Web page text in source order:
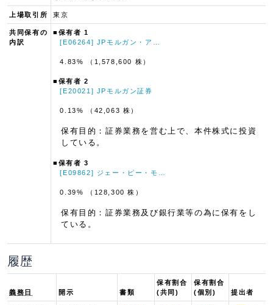
上場取引所 東京
共同保有の
内訳
■保有者 1
[E06264] JPモルガン・ア…
4.83% （1,578,600 株）
■保有者 2
[E20021] JPモルガン証券
0.13% （42,063 株）
保有目的：証券業務を営む上で、本件株式に投資
している。
■保有者 3
[E09862] ジェー・ピー・モ…
0.39% （128,300 株）
保有目的：証券業務及び銀行業等の為に保有をし
ている。
履歴
義務日 開示 書類
保有割合
(共同)
保有割合
(個別)
提出者